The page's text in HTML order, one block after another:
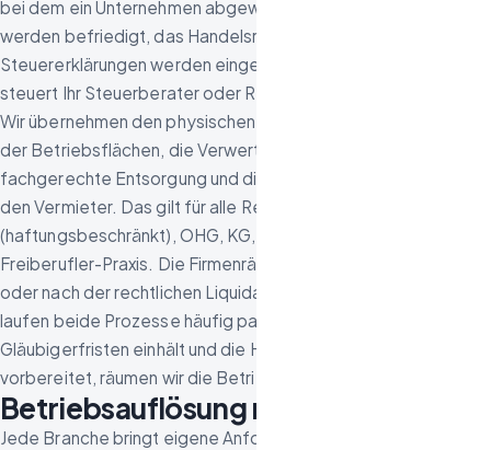
bei dem ein Unternehmen abgewickelt wird – Gläubiger
werden befriedigt, das Handelsregister wird gelöscht,
Steuererklärungen werden eingereicht. Diesen Prozess
steuert Ihr Steuerberater oder Rechtsanwalt.
Wir übernehmen den physischen Teil: die komplette Räumung
der Betriebsflächen, die Verwertung des Inventars, die
fachgerechte Entsorgung und die besenreine Übergabe an
den Vermieter. Das gilt für alle Rechtsformen – ob GmbH, UG
(haftungsbeschränkt), OHG, KG, Einzelunternehmen oder
Freiberufler-Praxis. Die Firmenräumung kann vor, während
oder nach der rechtlichen Liquidation stattfinden. In der Praxis
laufen beide Prozesse häufig parallel: Während Ihr Anwalt die
Gläubigerfristen einhält und die Handelsregisterlöschung
vorbereitet, räumen wir die Betriebsflächen.
Betriebsauflösung nach Branche
Jede Branche bringt eigene Anforderungen an die